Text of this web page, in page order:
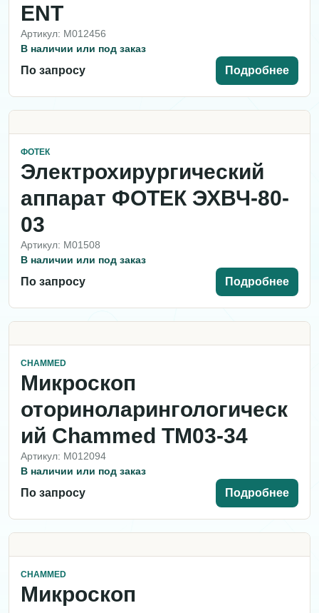
ENT
Артикул: M012456
В наличии или под заказ
По запросу Подробнее
ФОТЕК
Электрохирургический
аппарат ФОТЕК ЭХВЧ-80-
03
Артикул: M01508
В наличии или под заказ
По запросу Подробнее
CHAMMED
Микроскоп
оториноларингологическ
ий Chammed ТМ03-34
Артикул: M012094
В наличии или под заказ
По запросу Подробнее
CHAMMED
Микроскоп